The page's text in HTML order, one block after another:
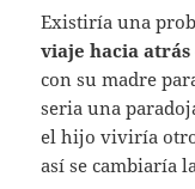
Existiría una
viaje hacia
con su madre
seria una
el hijo viviría
así se cambiaría